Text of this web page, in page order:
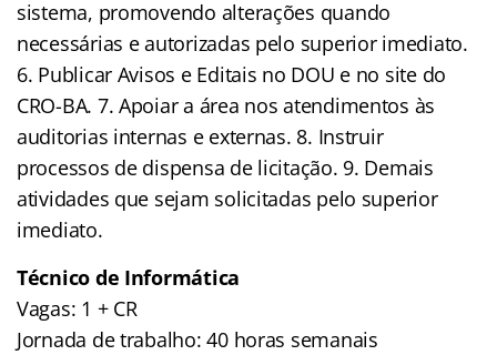
sistema, promovendo alterações quando
necessárias e autorizadas pelo superior imediato.
6. Publicar Avisos e Editais no DOU e no site do
CRO-BA. 7. Apoiar a área nos atendimentos às
auditorias internas e externas. 8. Instruir
processos de dispensa de licitação. 9. Demais
atividades que sejam solicitadas pelo superior
imediato.
Técnico de Informática
Vagas: 1 + CR
Jornada de trabalho: 40 horas semanais